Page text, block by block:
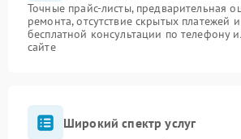
Точные прайс-листы, предварительная
ремонта, отсутствие скрытых платежей
бесплатной консультации по телефону
сайте
Широкий спектр услуг